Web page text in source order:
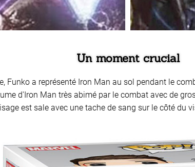
Un moment crucial
Funko a représenté Iron Man au sol pendant le
d'Iron Man très abimé par le combat avec de
est sale avec une tache de sang sur le côté du